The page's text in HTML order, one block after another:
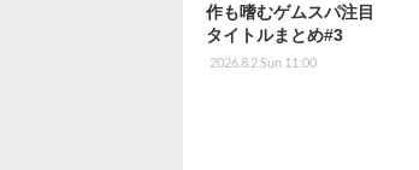
作も嗜むゲムスパ注目
タイトルまとめ#3
2026.8.2 Sun 11:00